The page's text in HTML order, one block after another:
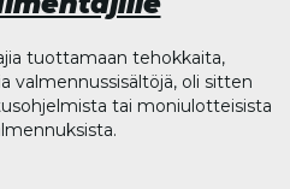
tuottamaan tehokkaita,
valmennussisältöjä, oli sitten
tai moniulotteisista